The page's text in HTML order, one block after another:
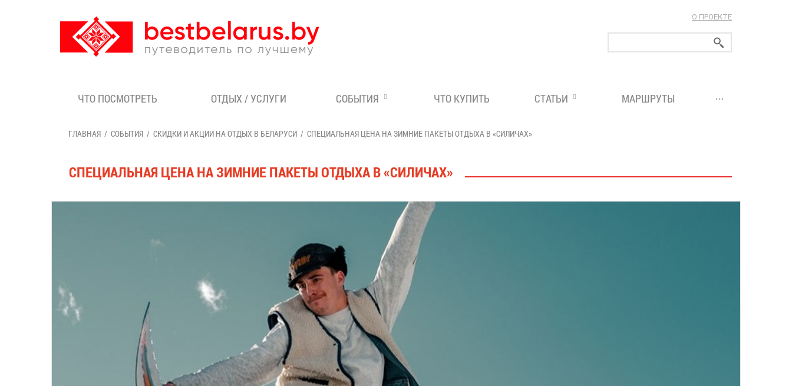
О ПРОЕКТЕ
ЧТО ПОСМОТРЕТЬ ОТДЫХ / УСЛУГИ СОБЫТИЯ ЧТО КУПИТЬ СТАТЬИ МАРШРУТЫ ...
ГЛАВНАЯ СОБЫТИЯ СКИДКИ И АКЦИИ НА ОТДЫХ В БЕЛАРУСИ СПЕЦИАЛЬНАЯ ЦЕНА НА ЗИМНИЕ ПАКЕТЫ ОТДЫХА В «СИЛИЧАХ»
СПЕЦИАЛЬНАЯ ЦЕНА НА ЗИМНИЕ ПАКЕТЫ ОТДЫХА В «СИЛИЧАХ»